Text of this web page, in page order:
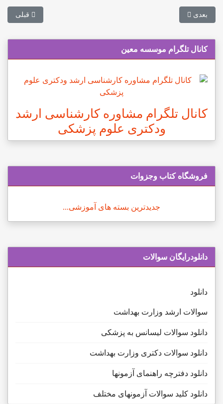
مطلب قبلی:
قبلی
مطلب بعدی: احتمال برگزاری حضوری امتحانات پایان ترم دانشگاه‌ها
بعدی
کانال تلگرام موسسه معین
کانال تلگرام مشاوره کارشناسی ارشد
ودکتری علوم پزشکی
فروشگاه کتاب وجزوات
جدیدترین بسته های آموزشی...
دانلودرایگان سوالات
دانلود
سوالات ارشد وزارت بهداشت
دانلود سوالات لیسانس به پزشکی
دانلود سوالات دکتری وزارت بهداشت
دانلود دفترچه راهنمای آزمونها
دانلود کلید سوالات آزمونهای مختلف